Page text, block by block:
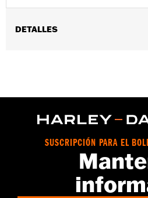
DETALLES
SUSCRIPCIÓN PARA EL